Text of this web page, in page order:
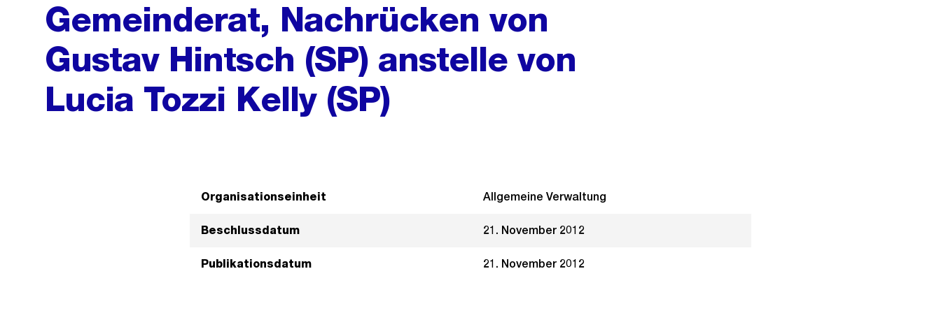
Gemeinderat, Nachrücken von
Gustav Hintsch (SP) anstelle von
Lucia Tozzi Kelly (SP)
Organisationseinheit Allgemeine Verwaltung
Beschlussdatum 21. November 2012
Publikationsdatum 21. November 2012